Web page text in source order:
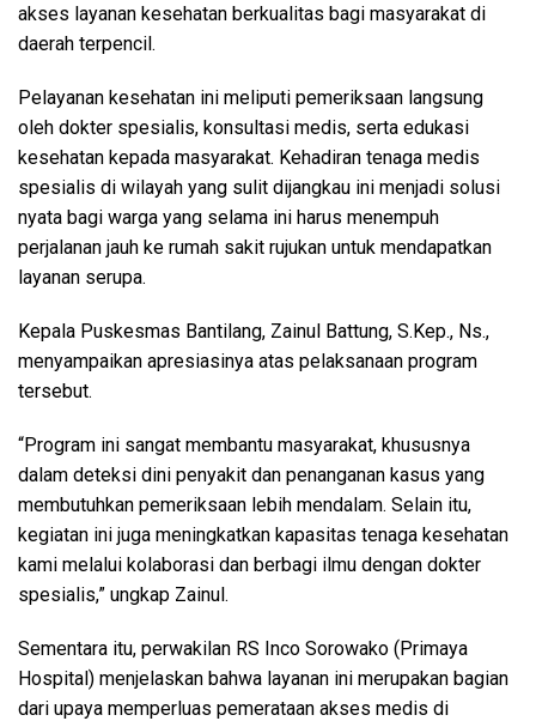
akses layanan kesehatan berkualitas bagi masyarakat di
daerah terpencil.
Pelayanan kesehatan ini meliputi pemeriksaan langsung
oleh dokter spesialis, konsultasi medis, serta edukasi
kesehatan kepada masyarakat. Kehadiran tenaga medis
spesialis di wilayah yang sulit dijangkau ini menjadi solusi
nyata bagi warga yang selama ini harus menempuh
perjalanan jauh ke rumah sakit rujukan untuk mendapatkan
layanan serupa.
Kepala Puskesmas Bantilang, Zainul Battung, S.Kep., Ns.,
menyampaikan apresiasinya atas pelaksanaan program
tersebut.
“Program ini sangat membantu masyarakat, khususnya
dalam deteksi dini penyakit dan penanganan kasus yang
membutuhkan pemeriksaan lebih mendalam. Selain itu,
kegiatan ini juga meningkatkan kapasitas tenaga kesehatan
kami melalui kolaborasi dan berbagi ilmu dengan dokter
spesialis,” ungkap Zainul.
Sementara itu, perwakilan RS Inco Sorowako (Primaya
Hospital) menjelaskan bahwa layanan ini merupakan bagian
dari upaya memperluas pemerataan akses medis di